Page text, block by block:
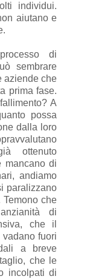
individui.
aiutano e
di
sembrare
aziende che
prima fase.
A
possa
dalla loro
ottenuto
mancano di
andiamo
paralizzano
che
di
che il
fuori
a breve
che le
incolpati di